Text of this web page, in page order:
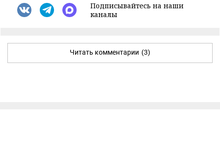
Подписывайтесь на наши
каналы
Читать комментарии (3)